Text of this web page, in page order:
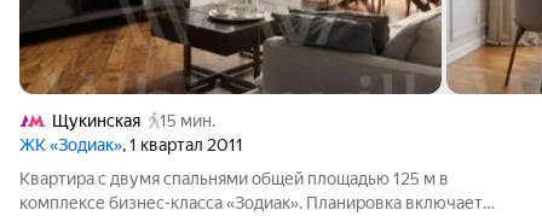
Щукинская
15 мин.
ЖК «Зодиак», 1 квартал 2011
Квартира с двумя спальнями общей площадью 125 м в
комплексе бизнес-класса «Зодиак». Планировка включает